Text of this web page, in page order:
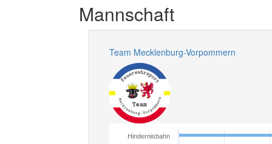
Mannschaft
Team Mecklenburg-Vorpommern
Hindernisbahn